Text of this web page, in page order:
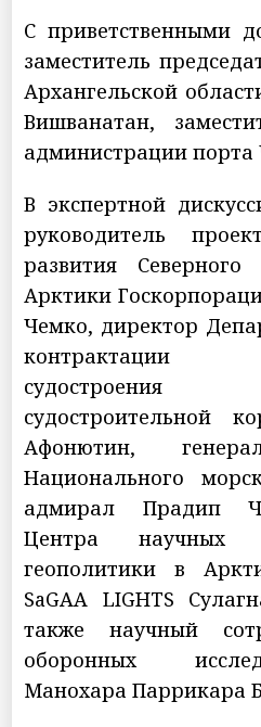
С приветственными
заместитель
Архангельской
Вишванатан,
администрации порта
В экспертной
руководитель
развития
Арктики
Чемко, директор
контрактации
судостроения
судостроительной
Афонютин,
Национального
адмирал Прадип
Центра научных
геополитики в
SaGAA LIGHTS
также научный
оборонных
Манохара Паррикара